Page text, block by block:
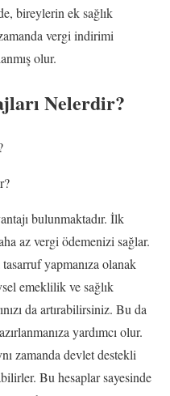
bireylerin ek sağlık
vergi indirimi
olur.
Nelerdir?
bulunmaktadır. İlk
az vergi ödemenizi sağlar.
yapmanıza olanak
emeklilik ve sağlık
da artırabilirsiniz. Bu da
yardımcı olur.
zamanda devlet destekli
Bu hesaplar sayesinde